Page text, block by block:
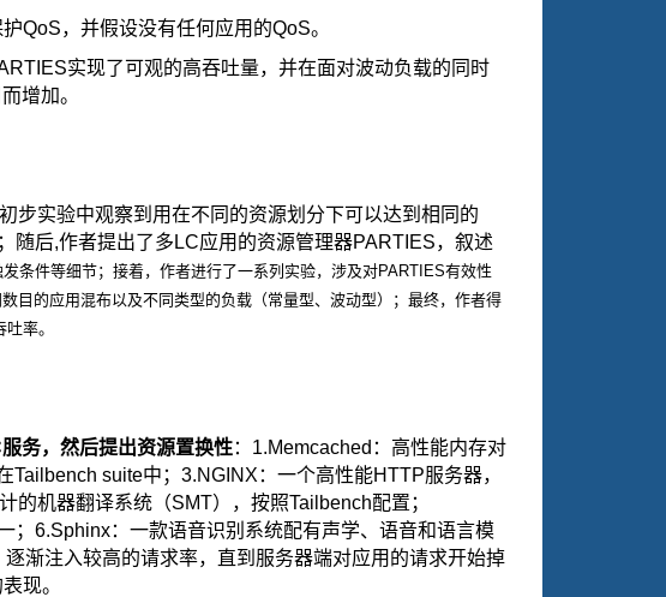
QoS，并假设没有任何应用的QoS。
实现了可观的高吞吐量，并在面对波动负载的同时
增加。
步实验中观察到用在不同的资源划分下可以达到相同的
随后,作者提出了多 LC应用的资源管理器PARTIES，叙述
发条件等细节；接着，作者进行了一系列实验，涉及对PARTIES有效性
目的应用混布以及不同类型的负载（常量型、波动型）；最终，作者得
率。
服务，然后提出资源置换性： 1.Memcached ：高性能内存对
Tailbench suite中； 3.NGINX ：一个高性能HTTP服务器，
的机器翻译系统（SMT），按照Tailbench配置；
； 6.Sphinx：一款语音识别系统配有声学、语音和语言模
逐渐注入较高的请求率，直到服务器端对应用的请求开始掉
现。